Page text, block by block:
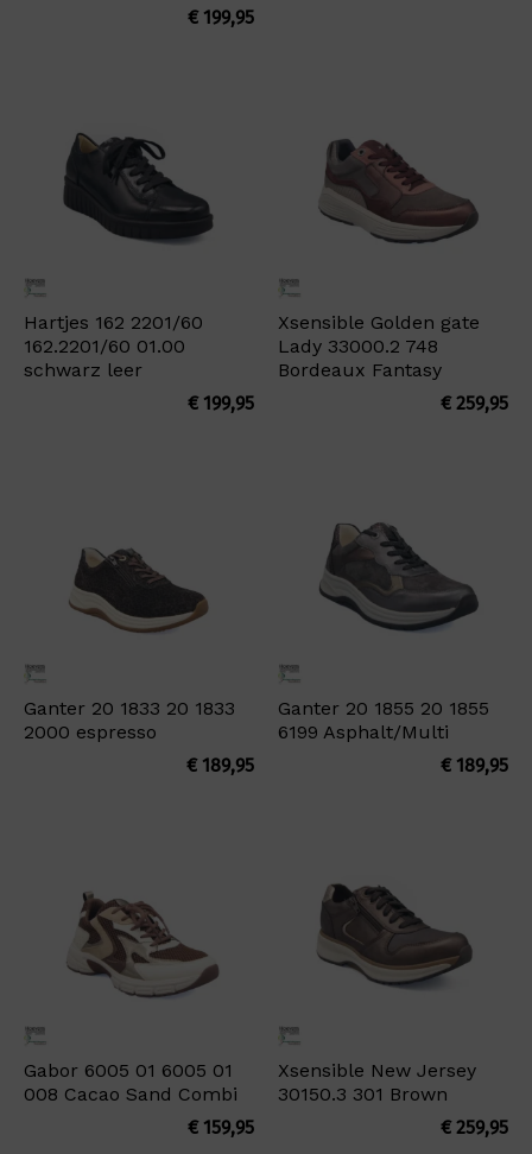
€199,95
Hartjes 162 2201/60
162.2201/60 01.00
schwarz leer
€199,95
Xsensible Golden gate
Lady 33000.2 748
Bordeaux Fantasy
€259,95
Ganter 20 1833 20 1833
2000 espresso
€189,95
Ganter 20 1855 20 1855
6199 Asphalt/Multi
€189,95
Gabor 6005 01 6005 01
008 Cacao Sand Combi
€159,95
Xsensible New Jersey
30150.3 301 Brown
€259,95